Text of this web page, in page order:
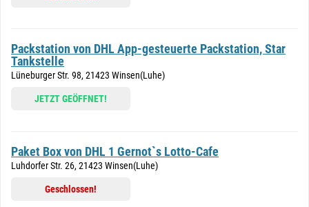
Packstation von DHL App-gesteuerte Packstation, Star
Tankstelle
Lüneburger Str. 98, 21423 Winsen(Luhe)
JETZT GEÖFFNET!
Paket Box von DHL 1 Gernot`s Lotto-Cafe
Luhdorfer Str. 26, 21423 Winsen(Luhe)
Geschlossen!